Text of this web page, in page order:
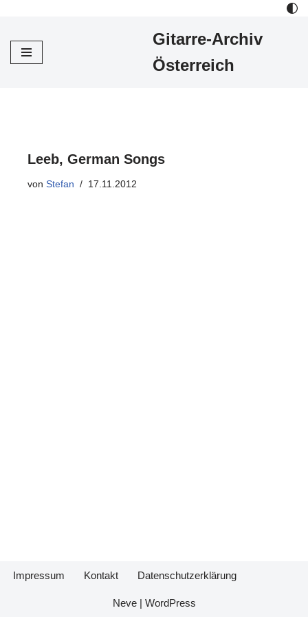
Inhalt
Gitarre-Archiv
Österreich
Leeb, German Songs
von Stefan 17.11.2012
Impressum Kontakt Datenschutzerklärung
Neve| WordPress